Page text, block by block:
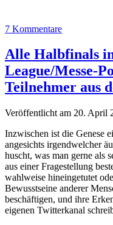
7 Kommentare
Alle Halbfinals
League/Messe-
Teilnehmer aus
Veröffentlicht am 20. April
Inzwischen ist die Genese
angesichts irgendwelcher
huscht, was man gerne als
aus einer Fragestellung
wahlweise hineingetutet
Bewusstseine anderer
beschäftigen, und ihre
eigenen Twitterkanal